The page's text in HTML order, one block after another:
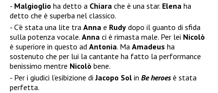
Malgioglio ha detto a Chiara che è una star. Elena ha
detto che è superba nel classico.
C’è stata una lite tra Anna e Rudy dopo il guanto di sfida
sulla potenza vocale. Anna ci è rimasta male. Per lei Nicolò
è superiore in questo ad Antonia. Ma Amadeus ha
sostenuto che per lui la cantante ha fatto la performance
benissimo mentre Nicolò bene.
Per i giudici l’esibizione diJacopo Sol in Be heroesè stata
perfetta.